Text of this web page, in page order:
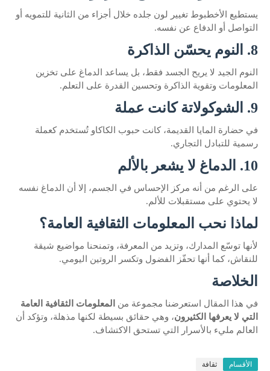
يستطيع الأخطبوط تغيير لون جلده خلال أجزاء من الثانية للتمويه أو
التواصل أو الدفاع عن نفسه.
8. النوم يحسّن الذاكرة
النوم الجيد لا يريح الجسد فقط، بل يساعد الدماغ على تخزين
المعلومات وتقوية الذاكرة وتحسين القدرة على التعلم.
9. الشوكولاتة كانت عملة
في حضارة المايا القديمة، كانت حبوب الكاكاو تُستخدم كعملة
رسمية للتبادل التجاري.
10. الدماغ لا يشعر بالألم
على الرغم من أنه مركز الإحساس في الجسم، إلا أن الدماغ نفسه
لا يحتوي على مستقبلات للألم.
لماذا نحب المعلومات الثقافية العامة؟
لأنها توسّع المدارك، وتزيد من المعرفة، وتمنحنا مواضيع شيقة
للنقاش، كما أنها تحفّز الفضول وتكسر الروتين اليومي.
الخلاصة
في هذا المقال استعرضنا مجموعة من
المعلومات الثقافية العامة
التي لا يعرفها الكثيرون، وهي حقائق بسيطة لكنها مذهلة، وتؤكد أن
العالم مليء بالأسرار التي تستحق الاكتشاف.
الأقسام ثقافة